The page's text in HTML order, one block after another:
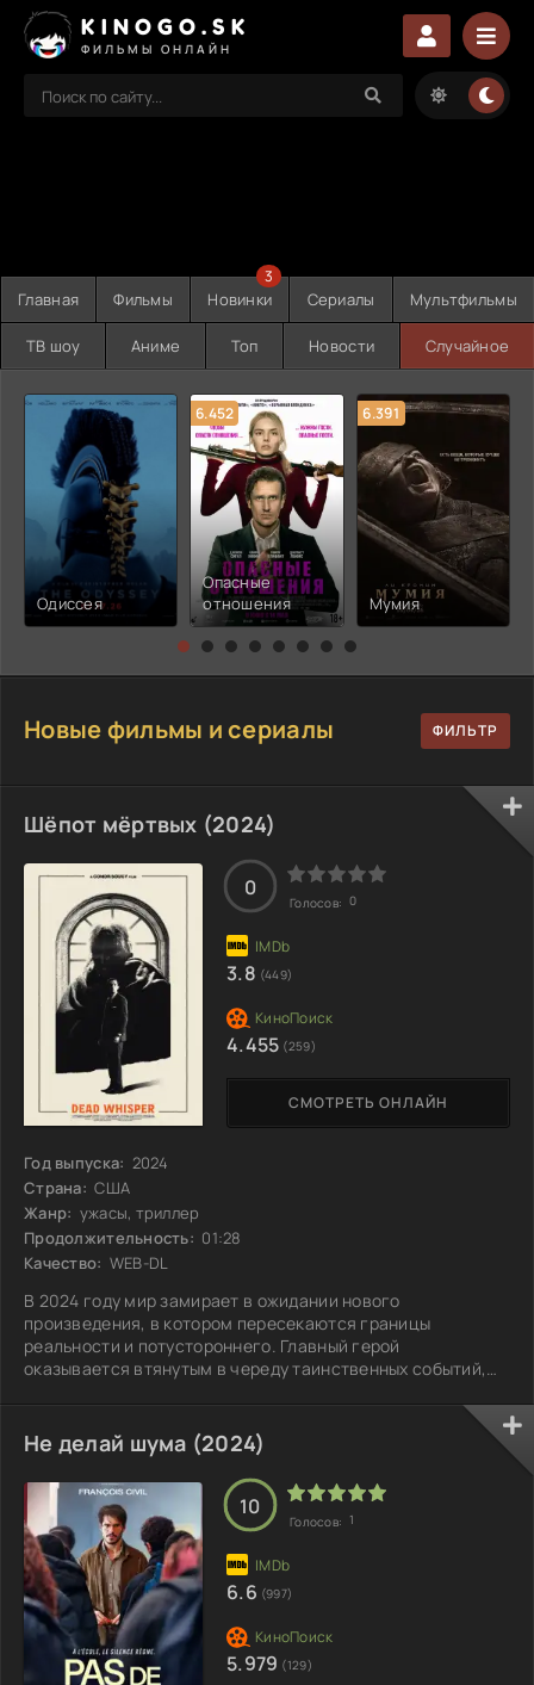
KINOGO.SK
ФИЛЬМЫ ОНЛАЙН
Главная Фильмы Новинки
3
Сериалы Мультфильмы
ТВ шоу Аниме Топ Новости Случайное
Одиссея
6.452
Опасные
отношения
6.391
Мумия
Новые фильмы и сериалы
Шёпот мёртвых (2024)
Год выпуска: 2024
Страна: США
Жанр: ужасы, триллер
Продолжительность: 01:28
Качество: WEB-DL
В 2024 году мир замирает в ожидании нового
произведения, в котором пересекаются границы
реальности и потустороннего. Главный герой
оказывается втянутым в череду таинственных событий,
расследование, он сталкивается с мрачными секретами,
скрытыми за блеском повседневной жизни. На всех углах
слышится странный шепот, будто бы сам воздух
наполняется голосами давно ушедших. Каждое новое
открытие оборачивается витком напряжения: от странных
СМОТРЕТЬ ОНЛАЙН
0
Голосов: 0
3.8 (449)
4.455 (259)
Не делай шума (2024)
10
Голосов: 1
6.6 (997)
5.979 (129)